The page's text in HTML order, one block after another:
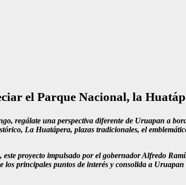
el Parque Nacional, la
regálate una perspectiva diferente de Uruapan a
La Huatápera, plazas tradicionales, el
este proyecto impulsado por el gobernador Alfredo
principales puntos de interés y consolida a